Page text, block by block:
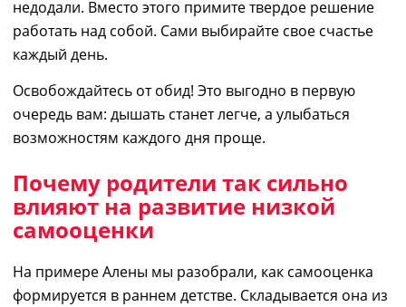
недодали. Вместо этого примите твердое решение
работать над собой. Сами выбирайте свое счастье
каждый день.
Освобождайтесь от обид! Это выгодно в первую
очередь вам: дышать станет легче, а улыбаться
возможностям каждого дня проще.
Почему родители так сильно
влияют на развитие низкой
самооценки
На примере Алены мы разобрали, как самооценка
формируется в раннем детстве. Складывается она из